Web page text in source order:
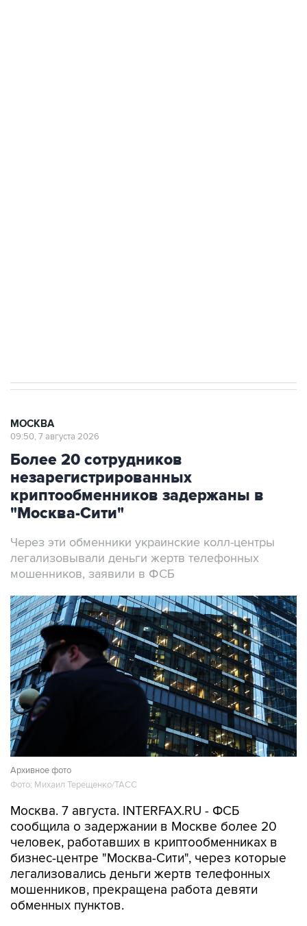
МОСКВА
09:50, 7 августа 2026
Более 20 сотрудников
незарегистрированных
криптообменников задержаны в
"Москва-Сити"
Через эти обменники украинские колл-центры
легализовывали деньги жертв телефонных
мошенников, заявили в ФСБ
Архивное фото
Фото: Михаил Терещенко/ТАСС
Москва. 7 августа. INTERFAX.RU - ФСБ
сообщила о задержании в Москве более 20
человек, работавших в криптообменниках в
бизнес-центре "Москва-Сити", через которые
легализовались деньги жертв телефонных
мошенников, прекращена работа девяти
обменных пунктов.